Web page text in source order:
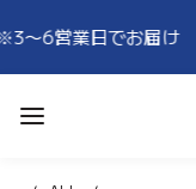
業日でお届け